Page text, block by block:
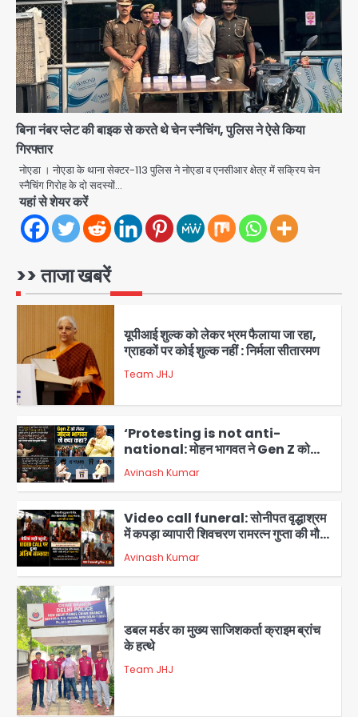
बिना नंबर प्लेट की बाइक से करते थे चेन स्नैचिंग, पुलिस ने ऐसे किया
गिरफ्तार
नोएडा । नोएडा के थाना सेक्टर-113 पुलिस ने नोएडा व एनसीआर क्षेत्र में सक्रिय चेन
स्नैचिंग गिरोह के दो सदस्यों…
यहां से शेयर करें
>> ताजा खबरें
1
के हत्थे
Team JHJ
2
रोहित चौधरी गैंग का कुख्यात बदमाश राजस्थान
Team JHJ
Team JHJ
4
‘Protesting is not anti-
national: मोहन भागवत ने Gen Z को
पीढ़ी है, तार्किक जवाब चाहती है
5
Video call funeral: सोनीपत वृद्धाश्रम
में कपड़ा व्यापारी शिवचरण रामरत्न गुप्ता की मौत:
तीनों बेटियों ने वीडियो कॉल पर देखा अंतिम
संस्कार, भेजे ₹5100; अस्थियां लेने भी नहीं
Avinash Kumar
1
डबल मर्डर का मुख्य साजिशकर्ता क्राइम ब्रांच